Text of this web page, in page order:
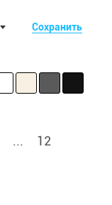
Сохранить
... 12